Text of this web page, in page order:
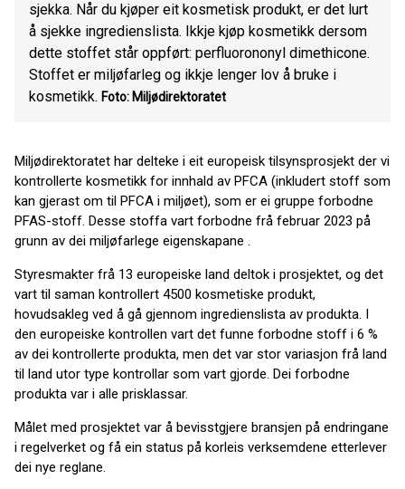
sjekka. Når du kjøper eit kosmetisk produkt, er det lurt
å sjekke ingredienslista. Ikkje kjøp kosmetikk dersom
dette stoffet står oppført: perfluorononyl dimethicone.
Stoffet er miljøfarleg og ikkje lenger lov å bruke i
kosmetikk. Foto: Miljødirektoratet
Miljødirektoratet har delteke i eit europeisk tilsynsprosjekt der vi
kontrollerte kosmetikk for innhald av PFCA (inkludert stoff som
kan gjerast om til PFCA i miljøet), som er ei gruppe forbodne
PFAS-stoff. Desse stoffa vart forbodne frå februar 2023 på
grunn av dei miljøfarlege eigenskapane .
Styresmakter frå 13 europeiske land deltok i prosjektet, og det
vart til saman kontrollert 4500 kosmetiske produkt,
hovudsakleg ved å gå gjennom ingredienslista av produkta. I
den europeiske kontrollen vart det funne forbodne stoff i 6 %
av dei kontrollerte produkta, men det var stor variasjon frå land
til land utor type kontrollar som vart gjorde. Dei forbodne
produkta var i alle prisklassar.
Målet med prosjektet var å bevisstgjere bransjen på endringane
i regelverket og få ein status på korleis verksemdene etterlever
dei nye reglane.